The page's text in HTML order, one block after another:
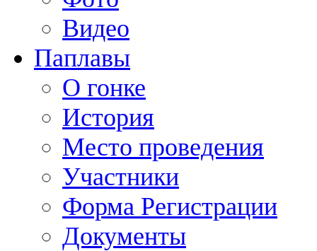
Видео
Паплавы
О гонке
История
Место проведения
Участники
Форма Регистрации
Документы